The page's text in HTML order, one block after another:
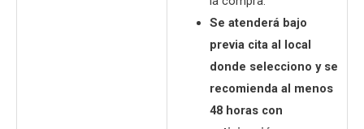
Se atenderá bajo
previa cita al local
donde selecciono y se
recomienda al menos
48 horas con